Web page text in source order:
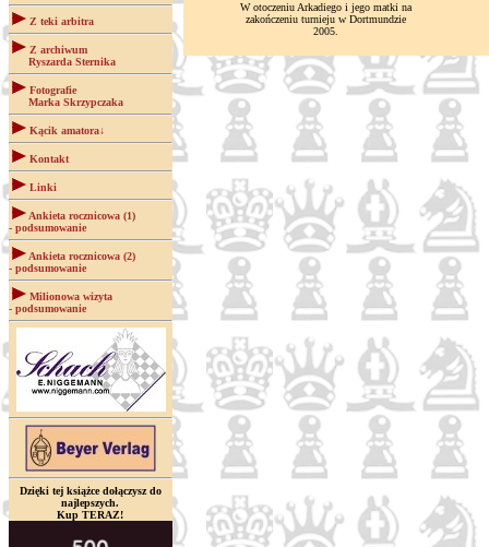
Z teki arbitra
Z archiwum
Ryszarda Sternika
Fotografie
Marka Skrzypczaka
Kącik amatora↓
Kontakt
Linki
Ankieta rocznicowa (1)
- podsumowanie
Ankieta rocznicowa (2)
- podsumowanie
Milionowa wizyta
- podsumowanie
Dzięki tej książce dołączysz do
najlepszych.
Kup TERAZ!
W otoczeniu Arkadiego i jego matki na
zakończeniu turnieju w Dortmundzie
2005.